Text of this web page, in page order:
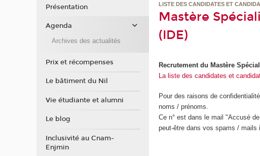
LISTE DES CANDIDATES ET
Mastère
(IDE)
Recrutement du Mastère
La liste des candidates et
Pour des raisons de
noms / prénoms.
Ce n° est dans le mail "Accusé
peut-être dans vos spams / mails
Présentation
Agenda
Archives des actualités
Prix et récompenses
Le bâtiment du Nil
Vie étudiante et alumni
Le blog
Inclusivité au Cnam-
Enjmin